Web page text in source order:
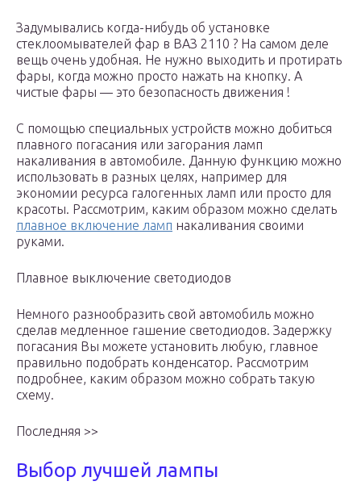
Задумывались когда-нибудь об установке
стеклоомывателей фар в ВАЗ 2110 ? На самом деле
вещь очень удобная. Не нужно выходить и протирать
фары, когда можно просто нажать на кнопку. А
чистые фары — это безопасность движения !
С помощью специальных устройств можно добиться
плавного погасания или загорания ламп
накаливания в автомобиле. Данную функцию можно
использовать в разных целях, например для
экономии ресурса галогенных ламп или просто для
красоты. Рассмотрим, каким образом можно сделать
плавное включение ламп накаливания своими
руками.
Плавное выключение светодиодов
Немного разнообразить свой автомобиль можно
сделав медленное гашение светодиодов. Задержку
погасания Вы можете установить любую, главное
правильно подобрать конденсатор. Рассмотрим
подробнее, каким образом можно собрать такую
схему.
Последняя >>
Выбор лучшей лампы